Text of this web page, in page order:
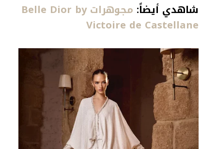
شاهدي أيضاً:
مجوهرات Belle Dior by
Victoire de Castellane